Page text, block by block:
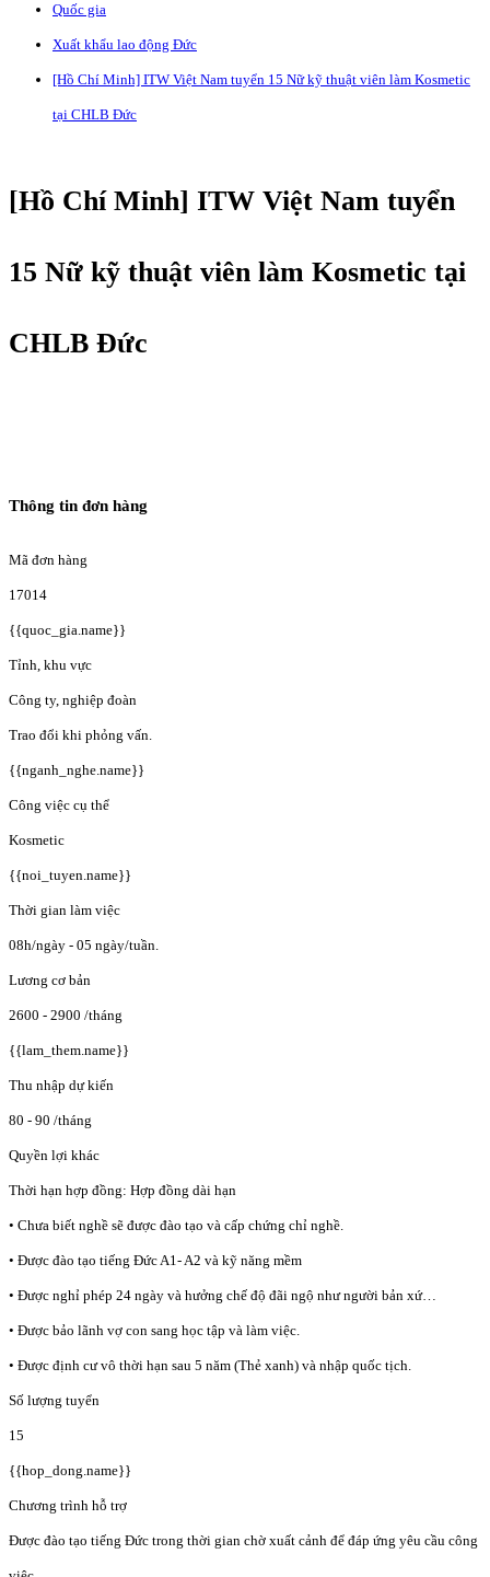
Quốc gia
Xuất khẩu lao động Đức
[Hồ Chí Minh] ITW Việt Nam tuyển 15 Nữ kỹ thuật viên làm Kosmetic
tại CHLB Đức
[Hồ Chí Minh] ITW Việt Nam tuyển
15 Nữ kỹ thuật viên làm Kosmetic tại
CHLB Đức
Thông tin đơn hàng
Mã đơn hàng
17014
{{quoc_gia.name}}
Tỉnh, khu vực
Công ty, nghiệp đoàn
Trao đổi khi phỏng vấn.
{{nganh_nghe.name}}
Công việc cụ thể
Kosmetic
{{noi_tuyen.name}}
Thời gian làm việc
08h/ngày - 05 ngày/tuần.
Lương cơ bản
2600 - 2900 /tháng
{{lam_them.name}}
Thu nhập dự kiến
80 - 90 /tháng
Quyền lợi khác
Thời hạn hợp đồng: Hợp đồng dài hạn
• Chưa biết nghề sẽ được đào tạo và cấp chứng chỉ nghề.
• Được đào tạo tiếng Đức A1- A2 và kỹ năng mềm
• Được nghỉ phép 24 ngày và hưởng chế độ đãi ngộ như người bản xứ…
• Được bảo lãnh vợ con sang học tập và làm việc.
• Được định cư vô thời hạn sau 5 năm (Thẻ xanh) và nhập quốc tịch.
Số lượng tuyển
15
{{hop_dong.name}}
Chương trình hỗ trợ
Được đào tạo tiếng Đức trong thời gian chờ xuất cảnh để đáp ứng yêu cầu công